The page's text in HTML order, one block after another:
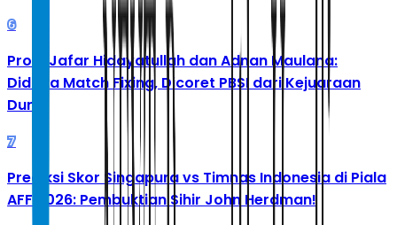
6
Profil Jafar Hidayatullah dan Adnan Maulana:
Diduga Match Fixing, Dicoret PBSI dari Kejuaraan
Dunia
7
Prediksi Skor Singapura vs Timnas Indonesia di Piala
AFF 2026: Pembuktian Sihir John Herdman!